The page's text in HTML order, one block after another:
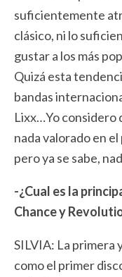
suficientemente
clásico, ni lo
gustar a los más
Quizá esta
bandas
Lixx…Yo considero
nada valorado en
pero ya se sabe,
-¿Cual es la
Chance y
SILVIA: La primera
como el primer